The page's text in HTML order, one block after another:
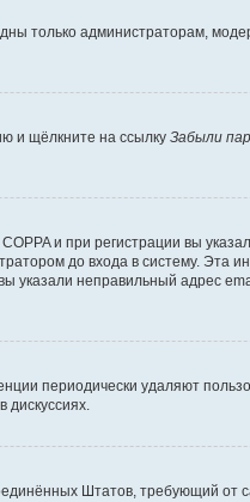
только администраторам,
и щёлкните на ссылку Забыли
и при регистрации вы
до входа в систему. Эта
неправильный адрес
периодически удаляют
Штатов, требующий от